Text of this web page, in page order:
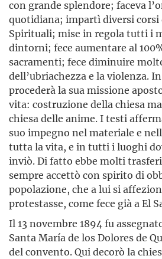
con grande splendore; faceva
quotidiana; impartì diversi corsi
Spirituali; mise in regola tutti i
dintorni; fece aumentare al
sacramenti; fece diminuire
dell’ubriachezza e la violenza.
procederà la sua missione
vita: costruzione della chiesa
chiesa delle anime. I testi
suo impegno nel materiale e
tutta la vita, e in tutti i luoghi
inviò. Di fatto ebbe molti
sempre accettò con spirito di
popolazione, che a lui si
protestasse, come fece già a El
Il 13 novembre 1894 fu
Santa María de los Dolores de
del convento. Qui decorò la